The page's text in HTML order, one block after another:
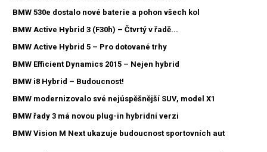
BMW 530e dostalo nové baterie a pohon všech kol
BMW Active Hybrid 3 (F30h) – Čtvrtý v řadě...
BMW Active Hybrid 5 – Pro dotované trhy
BMW Efficient Dynamics 2015 – Nejen hybrid
BMW i8 Hybrid – Budoucnost!
BMW modernizovalo své nejúspěšnější SUV, model X1
BMW řady 3 má novou plug-in hybridní verzi
BMW Vision M Next ukazuje budoucnost sportovních aut